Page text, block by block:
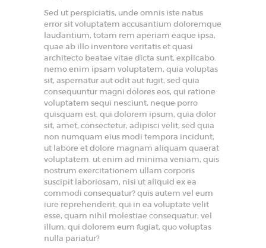
Sed ut perspiciatis, unde omnis iste natus
error sit voluptatem accusantium doloremque
laudantium, totam rem aperiam eaque ipsa,
quae ab illo inventore veritatis et quasi
architecto beatae vitae dicta sunt, explicabo.
nemo enim ipsam voluptatem, quia voluptas
sit, aspernatur aut odit aut fugit, sed quia
consequuntur magni dolores eos, qui ratione
voluptatem sequi nesciunt, neque porro
quisquam est, qui dolorem ipsum, quia dolor
sit, amet, consectetur, adipisci velit, sed quia
non numquam eius modi tempora incidunt,
ut labore et dolore magnam aliquam quaerat
voluptatem. ut enim ad minima veniam, quis
nostrum exercitationem ullam corporis
suscipit laboriosam, nisi ut aliquid ex ea
commodi consequatur? quis autem vel eum
iure reprehenderit, qui in ea voluptate velit
esse, quam nihil molestiae consequatur, vel
illum, qui dolorem eum fugiat, quo voluptas
nulla pariatur?